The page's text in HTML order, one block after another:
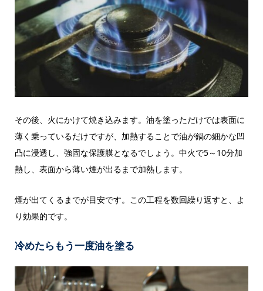
その後、火にかけて焼き込みます。油を塗っただけでは表面に
薄く乗っているだけですが、加熱することで油が鍋の細かな凹
凸に浸透し、強固な保護膜となるでしょう。中火で5～10分加
熱し、表面から薄い煙が出るまで加熱します。
煙が出てくるまでが目安です。この工程を数回繰り返すと、よ
り効果的です。
冷めたらもう一度油を塗る